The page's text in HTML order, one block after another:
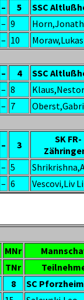
– 5
SSC
– 9
– 10 Moraw,Lukas
– 4
SSC
– 8
Klaus,Nestor
– 7
– 3
SK FR-
– 5
– 6 Vescovi,Liv
MNr
TNr
8
SC